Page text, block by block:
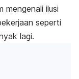
mengenali ilusi
seperti
lagi.